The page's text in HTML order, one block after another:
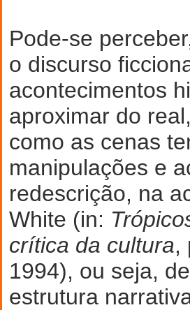
Pode-se
o discurso
acontecimentos
aproximar do
como as cenas
manipulações e
redescrição, na
White (in:
crítica da cultura,
1994), ou seja,
estrutura